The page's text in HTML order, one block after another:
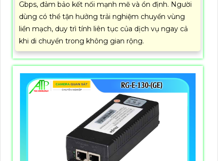
Gbps, đảm bảo kết nối mạnh mẽ và ổn định. Người
dùng có thể tận hưởng trải nghiệm chuyển vùng
liền mạch, duy trì tính liên tục của dịch vụ ngay cả
khi di chuyển trong không gian rộng.